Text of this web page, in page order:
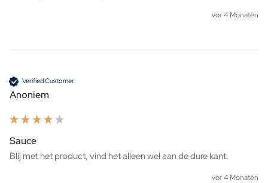
vor 4 Monaten
Verified Customer
Anoniem
Sauce
Blij met het product, vind het alleen wel aan de dure kant.
vor 4 Monaten